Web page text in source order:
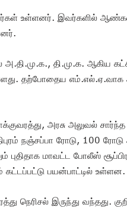
உள்ளனர். இவர்களில்
தி.மு.க. ஆகிய
தற்போதைய
அரசு அலுவல்
நஞ்சப்பா ரோடு, 100 ரோடு
புதிதாக மாவட்ட போலீஸ்
பயன்பாட்டில் உள்ளன.
நெரிசல் இருந்து வந்தது.